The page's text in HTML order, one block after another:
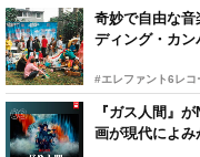
奇妙で自由な
ディング・カ
#エレファント6レ
『ガス人間』
画が現代によみ